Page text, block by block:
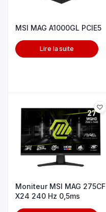
MSI MAG A1000GL PCIE5
Lire la suite
Moniteur MSI MAG 275CF
X24 240 Hz 0,5ms